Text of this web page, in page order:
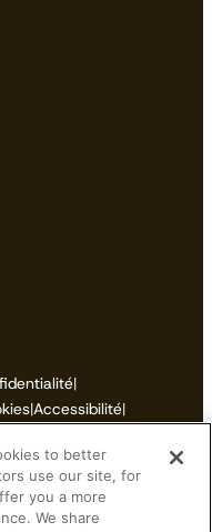
|
|Accessibilité|
personnelles
to better
use our site, for
you a more
We share